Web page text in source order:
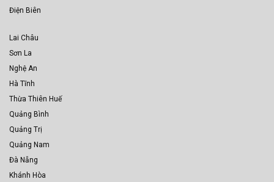
Điện Biên
Lai Châu
Sơn La
Nghệ An
Hà Tĩnh
Thừa Thiên Huế
Quảng Bình
Quảng Trị
Quảng Nam
Đà Nẵng
Khánh Hòa